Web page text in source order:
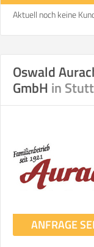
Aktuell noch keine
Oswald
GmbH in
ANFRAGE